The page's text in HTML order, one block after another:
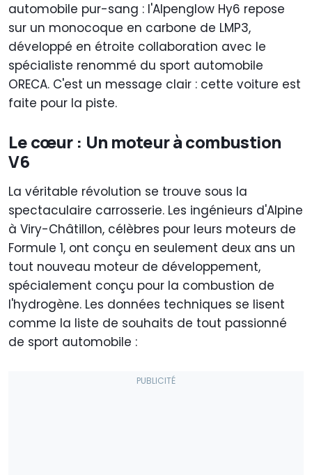
automobile pur-sang : l'Alpenglow Hy6 repose
sur un monocoque en carbone de LMP3,
développé en étroite collaboration avec le
spécialiste renommé du sport automobile
ORECA. C'est un message clair : cette voiture est
faite pour la piste.
Le cœur : Un moteur à combustion
V6
La véritable révolution se trouve sous la
spectaculaire carrosserie. Les ingénieurs d'Alpine
à Viry-Châtillon, célèbres pour leurs moteurs de
Formule 1, ont conçu en seulement deux ans un
tout nouveau moteur de développement,
spécialement conçu pour la combustion de
l'hydrogène. Les données techniques se lisent
comme la liste de souhaits de tout passionné
de sport automobile :